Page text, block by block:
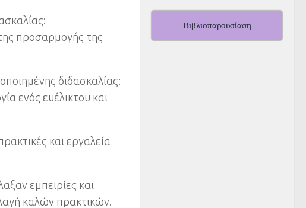
προσαρμογής της
διδασκαλίας:
ενός ευέλικτου και
και εργαλεία
εμπειρίες και
καλών πρακτικών.
Βιβλιοπαρουσίαση